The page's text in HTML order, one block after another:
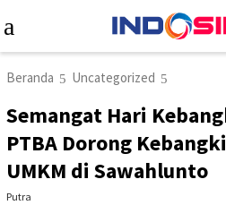
ke
Mobile
Beranda Uncategorized
Semangat Hari
PTBA Dorong
UMKM di Sawahlunto
Putra